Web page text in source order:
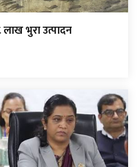
लाख भुरा उत्पादन